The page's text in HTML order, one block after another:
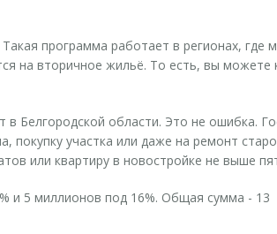
программа работает в регионах, где
на вторичное жильё. То есть, вы можете
в Белгородской области. Это не ошибка.
покупку участка или даже на ремонт
или квартиру в новостройке не выше
и 5 миллионов под 16%. Общая сумма - 13